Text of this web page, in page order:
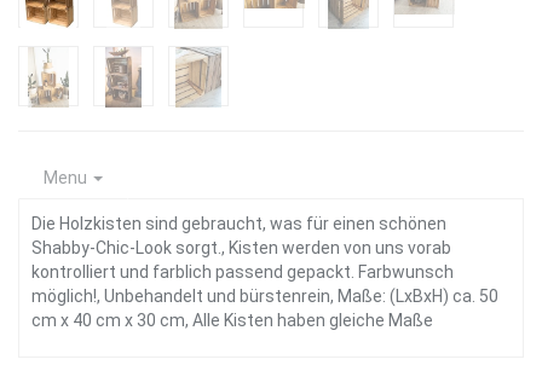
Menu
Die Holzkisten sind gebraucht, was für einen schönen
Shabby-Chic-Look sorgt., Kisten werden von uns vorab
kontrolliert und farblich passend gepackt. Farbwunsch
möglich!, Unbehandelt und bürstenrein, Maße: (LxBxH) ca. 50
cm x 40 cm x 30 cm, Alle Kisten haben gleiche Maße